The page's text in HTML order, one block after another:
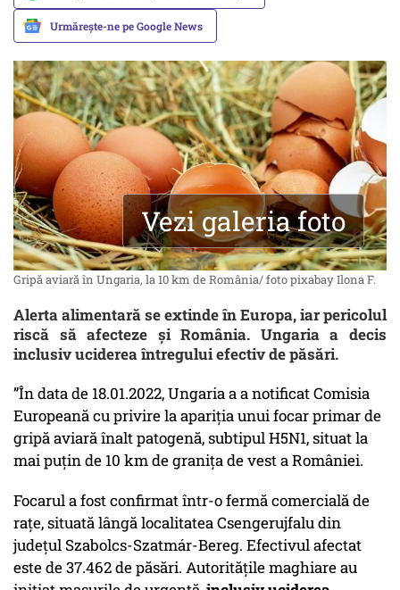
Urmărește-ne pe Google News
Vezi galeria foto
Gripă aviară în Ungaria, la 10 km de România/ foto pixabay Ilona F.
Alerta alimentară se extinde în Europa, iar pericolul
riscă să afecteze și România. Ungaria a decis
inclusiv uciderea întregului efectiv de păsări.
”În data de 18.01.2022, Ungaria a a notificat Comisia
Europeană cu privire la apariția unui focar primar de
gripă aviară înalt patogenă, subtipul H5N1, situat la
mai puțin de 10 km de granița de vest a României.
Focarul a fost confirmat într-o fermă comercială de
rațe, situată lângă localitatea Csengerujfalu din
județul Szabolcs-Szatmár-Bereg. Efectivul afectat
este de 37.462 de păsări. Autoritățile maghiare au